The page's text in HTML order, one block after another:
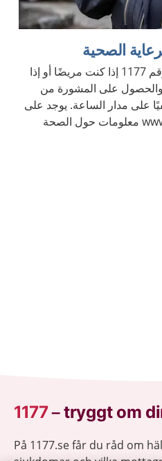
يمكنك الاتصال هاتفيًا على الرقم 1177 إذا كنت مريضًا أو إذا
على المشورة من
على مدار الساعة. يوجد على
الموقع الإلكتروني www.1177.se معلومات حول الصحة
1177–tryggt om
På 1177.se får du råd om